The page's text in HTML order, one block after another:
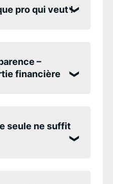
pro qui veut !
–
financière
seule ne suffit